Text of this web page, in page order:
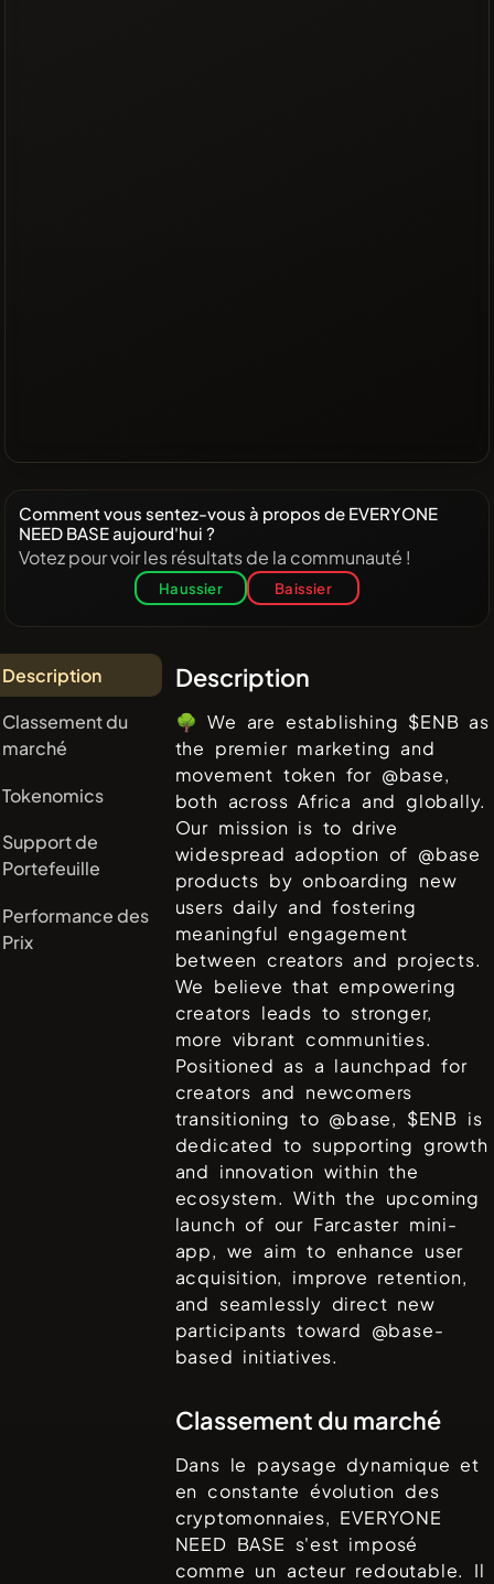
Comment vous sentez-vous à propos de EVERYONE
NEED BASE aujourd'hui ?
Votez pour voir les résultats de la communauté !
Haussier Baissier
Description
Classement du
marché
Tokenomics
Support de
Portefeuille
Performance des
Prix
Description
🌳 We are establishing $ENB as
the premier marketing and
movement token for @base,
both across Africa and globally.
Our mission is to drive
widespread adoption of @base
products by onboarding new
users daily and fostering
meaningful engagement
between creators and projects.
We believe that empowering
creators leads to stronger,
more vibrant communities.
Positioned as a launchpad for
creators and newcomers
transitioning to @base, $ENB is
dedicated to supporting growth
and innovation within the
ecosystem. With the upcoming
launch of our Farcaster mini-
app, we aim to enhance user
acquisition, improve retention,
and seamlessly direct new
participants toward @base-
based initiatives.
Classement du marché
Dans le paysage dynamique et
en constante évolution des
cryptomonnaies, EVERYONE
NEED BASE s'est imposé
comme un acteur redoutable. Il